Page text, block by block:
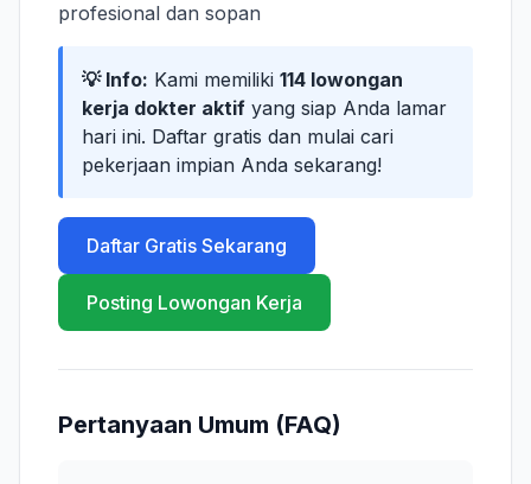
profesional dan sopan
💡 Info: Kami memiliki 114 lowongan
kerja dokter aktif yang siap Anda lamar
hari ini. Daftar gratis dan mulai cari
pekerjaan impian Anda sekarang!
Daftar Gratis Sekarang
Posting Lowongan Kerja
Pertanyaan Umum (FAQ)